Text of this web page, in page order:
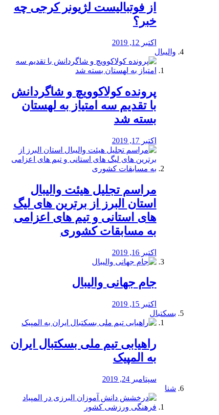
از فوتبالیست لژیونر کرجی چه
خبر؟
اکتبر 12, 2019
والیبال
پرونده کولاکوویچ و شاگردانش
با تقدیم سه امتیاز به لهستان
بسته شد
اکتبر 17, 2019
مراسم تجلیل هیئت والیبال
استان البرز از برترین های لیگ
های استانی و تیم های اعزامی
به مسابقات کشوری
اکتبر 16, 2019
جام جهانی والیبال
اکتبر 15, 2019
بسکتبال
راهیابی تیم ملی بسکتبال ایران
به المپیک
سپتامبر 24, 2019
شنا